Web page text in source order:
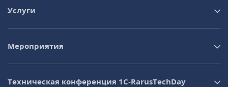
Услуги
Мероприятия
Техническая конференция 1C‑RarusTechDay